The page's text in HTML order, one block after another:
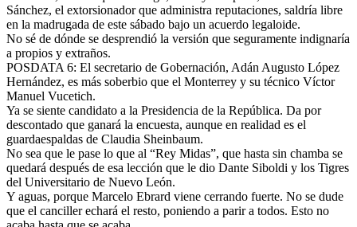
Sánchez, el extorsionador que administra reputaciones, saldría libre
en la madrugada de este sábado bajo un acuerdo legaloide.
No sé de dónde se desprendió la versión que seguramente indignaría
a propios y extraños.
POSDATA 6: El secretario de Gobernación, Adán Augusto López
Hernández, es más soberbio que el Monterrey y su técnico Víctor
Manuel Vucetich.
Ya se siente candidato a la Presidencia de la República. Da por
descontado que ganará la encuesta, aunque en realidad es el
guardaespaldas de Claudia Sheinbaum.
No sea que le pase lo que al “Rey Midas”, que hasta sin chamba se
quedará después de esa lección que le dio Dante Siboldi y los Tigres
del Universitario de Nuevo León.
Y aguas, porque Marcelo Ebrard viene cerrando fuerte. No se dude
que el canciller echará el resto, poniendo a parir a todos. Esto no